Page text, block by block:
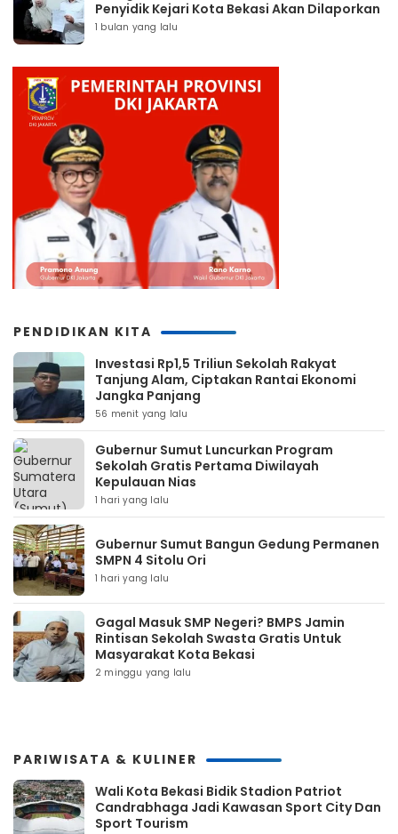
Penyidik Kejari Kota Bekasi Akan Dilaporkan
1 bulan yang lalu
PENDIDIKAN KITA
Investasi Rp1,5 Triliun Sekolah Rakyat
Tanjung Alam, Ciptakan Rantai Ekonomi
Jangka Panjang
56 menit yang lalu
Gubernur Sumut Luncurkan Program
Sekolah Gratis Pertama Diwilayah
Kepulauan Nias
1 hari yang lalu
Gubernur Sumut Bangun Gedung Permanen
SMPN 4 Sitolu Ori
1 hari yang lalu
Gagal Masuk SMP Negeri? BMPS Jamin
Rintisan Sekolah Swasta Gratis Untuk
Masyarakat Kota Bekasi
2 minggu yang lalu
PARIWISATA & KULINER
Wali Kota Bekasi Bidik Stadion Patriot
Candrabhaga Jadi Kawasan Sport City Dan
Sport Tourism